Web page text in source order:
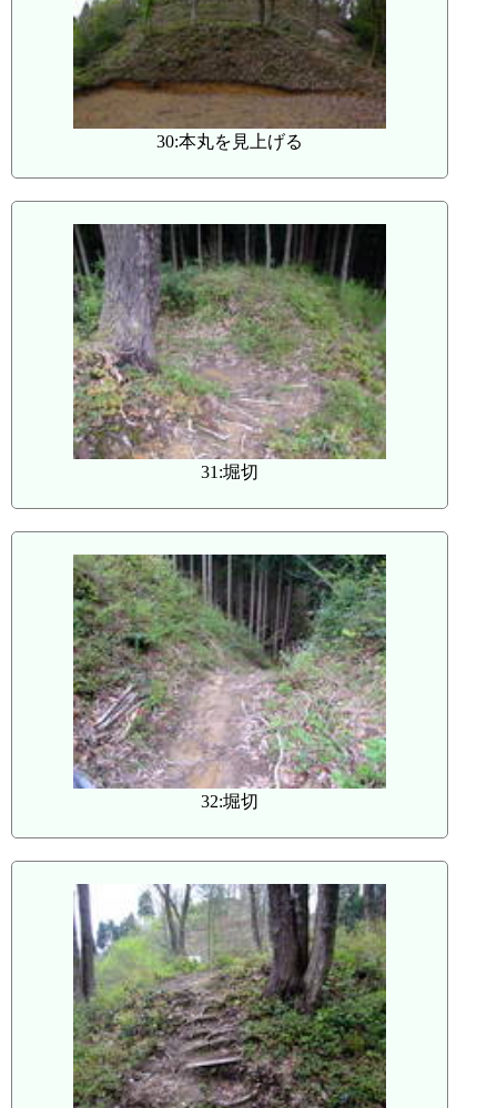
30:本丸を見上げる
31:堀切
32:堀切